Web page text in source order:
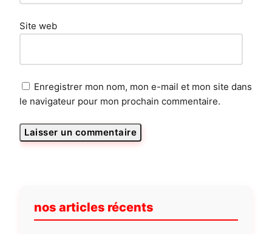
Site web
Enregistrer mon nom, mon e-mail et mon site dans
le navigateur pour mon prochain commentaire.
nos articles récents